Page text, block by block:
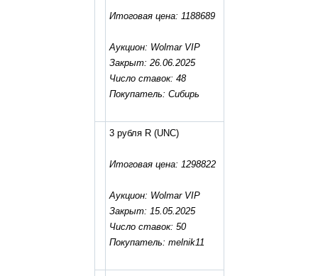
Итоговая цена: 1188689
Аукцион: Wolmar VIP
Закрыт: 26.06.2025
Число ставок: 48
Покупатель: Сибирь
3 рубля R(UNC)
Итоговая цена: 1298822
Аукцион: Wolmar VIP
Закрыт: 15.05.2025
Число ставок: 50
Покупатель: melnik11